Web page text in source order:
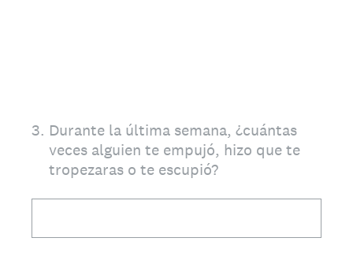
3. Durante la última semana, ¿cuántas
veces alguien te empujó, hizo que te
tropezaras o te escupió?